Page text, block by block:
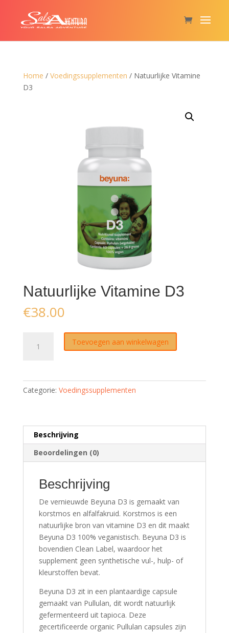
Home / Voedingssupplementen / Natuurlijke Vitamine
D3
Natuurlijke Vitamine D3
€38.00
Vitamine
Toevoegen aan winkelwagen
Categorie: Voedingssupplementen
Beschrijving
Beoordelingen (0)
Beschrijving
De vernieuwde Beyuna D3 is gemaakt van
korstmos en alfalfakruid. Korstmos is een
natuurlijke bron van vitamine D3 en dit maakt
Beyuna D3 100% veganistisch. Beyuna D3 is
bovendien Clean Label, waardoor het
supplement geen synthetische vul-, hulp- of
kleurstoffen bevat.
Beyuna D3 zit in een plantaardige capsule
gemaakt van Pullulan, dit wordt natuurlijk
gefermenteerd uit tapioca. Deze
gecertificeerde organic Pullulan capsules zijn